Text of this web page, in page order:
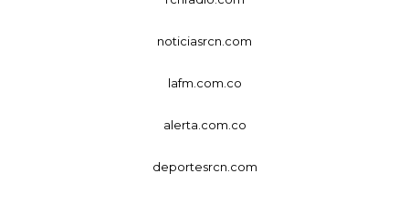
noticiasrcn.com
lafm.com.co
alerta.com.co
deportesrcn.com